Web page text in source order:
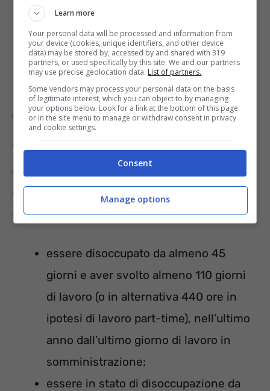
Quali sono i requisiti del bonus SAR?
Veniamo ora agli specifici requisiti per
ottenere la prestazione in oggetto. Per
conseguirla, occorre essere in possesso di
uno dei requisiti che seguono:
essere disoccupato da almeno 45
giorni e aver svolto almeno 110 giorni
di lavoro (o in alternativa 440 ore in
ipotesi di lavoro part-time), nell’ultimo
anno dall’ultimo giorno di lavoro in
somministrazione;
essere in stato di disoccupazione da
Learn more
Your personal data will be processed and information from
your device (cookies, unique identifiers, and other device
data) may be stored by, accessed by and shared with 319
partners, or used specifically by this site. We and our partners
may use precise geolocation data. List of partners.
Some vendors may process your personal data on the basis
of legitimate interest, which you can object to by managing
your options below. Look for a link at the bottom of this page
or in the site menu to manage or withdraw consent in privacy
and cookie settings.
Consent
Manage options